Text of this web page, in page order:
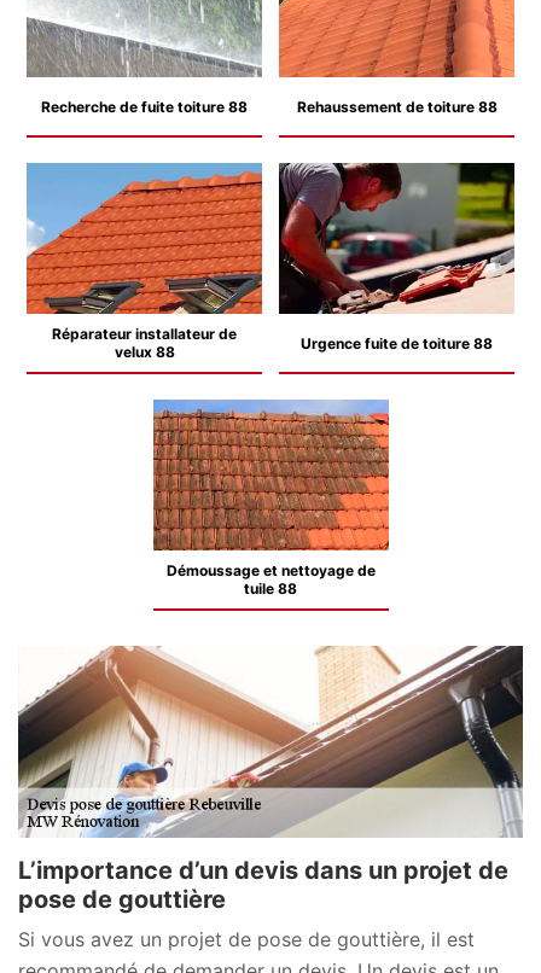
Recherche de fuite toiture 88 Rehaussement de toiture 88
Réparateur installateur de
velux 88
Urgence fuite de toiture 88
Démoussage et nettoyage de
tuile 88
L’importance d’un devis dans un projet de
pose de gouttière
Si vous avez un projet de pose de gouttière, il est